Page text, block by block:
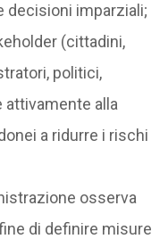
decisioni imparziali;
(cittadini,
politici,
attivamente alla
a ridurre i rischi
osserva
di definire misure